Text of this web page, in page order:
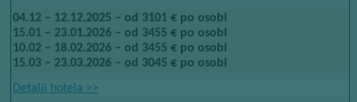
04.12 – 12.12.2025 – od 3101 € po osobi
15.01 – 23.01.2026 – od 3455 € po osobi
10.02 – 18.02.2026 – od 3455 € po osobi
15.03 – 23.03.2026 – od 3045 € po osobi
Detalji hotela​​ >>